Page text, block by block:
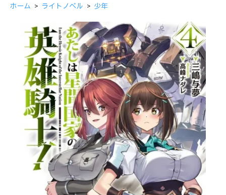
ホーム > ライトノベル > 少年